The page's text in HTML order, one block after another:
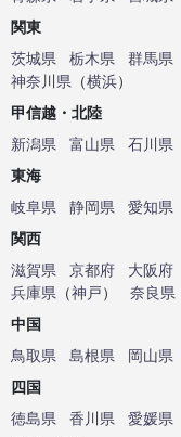
関東
茨城県
栃木県 群馬県
神奈川県 （横浜）
甲信越・北陸
新潟県
富山県 石川県
東海
岐阜県
静岡県 愛知県
関西
滋賀県
京都府 大阪府
兵庫県 （神戸） 奈良県
中国
鳥取県
島根県 岡山県
四国
徳島県
香川県 愛媛県